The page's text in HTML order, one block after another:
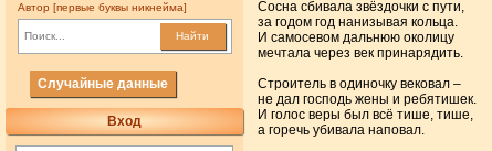
Автор [первые буквы никнейма]
Найти
Случайные данные
Вход
Сосна сбивала звёздочки с пути,
за годом год нанизывая кольца.
И самосевом дальнюю околицу
мечтала через век принарядить.
Строитель в одиночку вековал –
не дал господь жены и ребятишек.
И голос веры был всё тише, тише,
а горечь убивала наповал.